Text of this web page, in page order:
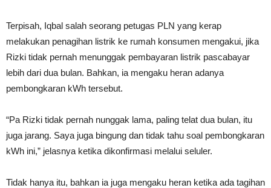
Terpisah, Iqbal salah seorang petugas PLN yang kerap
melakukan penagihan listrik ke rumah konsumen mengakui, jika
Rizki tidak pernah menunggak pembayaran listrik pascabayar
lebih dari dua bulan. Bahkan, ia mengaku heran adanya
pembongkaran kWh tersebut.
“Pa Rizki tidak pernah nunggak lama, paling telat dua bulan, itu
juga jarang. Saya juga bingung dan tidak tahu soal pembongkaran
kWh ini,” jelasnya ketika dikonfirmasi melalui seluler.
Tidak hanya itu, bahkan ia juga mengaku heran ketika ada tagihan